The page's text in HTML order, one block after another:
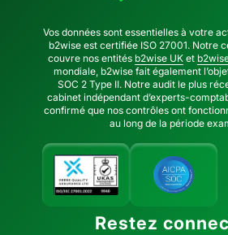
Vos données sont essentielles à votre
b2wise est certifiée ISO 27001. Notre
couvre nos entités b2wise UK et
mondiale, b2wise fait également
SOC 2 Type II. Notre audit le plus
cabinet indépendant d’experts-
confirmé que nos contrôles ont
au long de la période
Restez